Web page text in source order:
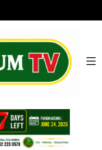
الشّيخ